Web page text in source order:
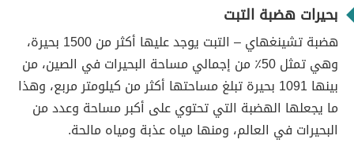
بحيرات هضبة التبت
هضبة تشينغهاي – التبت يوجد عليها أكثر من 1500 بحيرة،
وهي تمثل 50٪ من إجمالي مساحة البحيرات في الصين، من
بينها 1091 بحيرة تبلغ مساحتها أكثر من كيلومتر مربع، وهذا
ما يجعلها الهضبة التي تحتوي على أكبر مساحة وعدد من
البحيرات في العالم، ومنها مياه عذبة ومياه مالحة.